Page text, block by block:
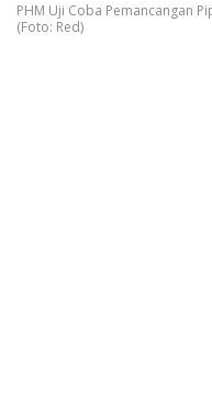
PHM Uji Coba Pemancangan
(Foto: Red)